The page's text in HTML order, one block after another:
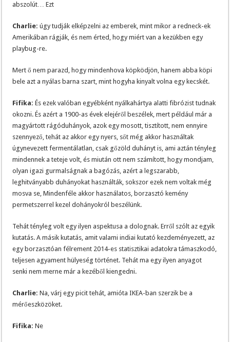
abszolút… Ezt
Charlie: úgy tudják elképzelni az emberek, mint mikor a redneck-ek
Amerikában rágják, és nem érted, hogy miért van a kezükben egy
playbug-re.
Mert ő nem parazd, hogy mindenhova köpködjön, hanem abba köpi
bele azt a nyálas barna szart, mint hogyha kinyalt volna egy kecskét.
Fifika: És ezek valóban egyébként nyálkahártya alatti fibrózist tudnak
okozni. És azért a 1900-as évek elejéről beszélek, mert például már a
magyártott rágóduhányok, azok egy mosott, tisztított, nem ennyire
szennyező, tehát az akkor egy nyers, sőt még akkor használtak
úgynevezett fermentálatlan, csak gőzöld duhányt is, ami aztán tényleg
mindennek a teteje volt, és miután ott nem számított, hogy mondjam,
olyan igazi gurmalságnak a bagózás, azért a legszarabb,
leghitványabb duhányokat használták, sokszor ezek nem voltak még
mosva se, Mindenféle akkor használatos, borzasztó kemény
permetszerrel kezel dohányokról beszélünk.
Tehát tényleg volt egy ilyen aspektusa a dolognak. Erről szólt az egyik
kutatás. A másik kutatás, amit valami indiai kutató kezdeményezett, az
egy borzasztóan félrement 2014-es statisztikai adatokra támaszkodó,
teljesen agyament hülyeség történet. Tehát ma egy ilyen anyagot
senki nem merne már a kezéből kiengedni.
Charlie: Na, várj egy picit tehát, amióta IKEA-ban szerzik be a
mérőeszközöket.
Fifika: Ne